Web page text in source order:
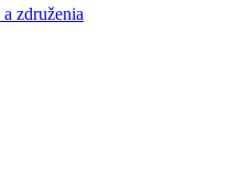
združenia